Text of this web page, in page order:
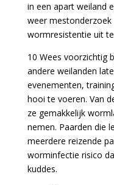
in een apart weiland
weer
wormresistentie uit
10 Wees voorzichtig
andere weilanden
evenementen,
hooi te voeren. Van
ze gemakkelijk
nemen. Paarden die
meerdere reizende
worminfectie risico
kuddes.